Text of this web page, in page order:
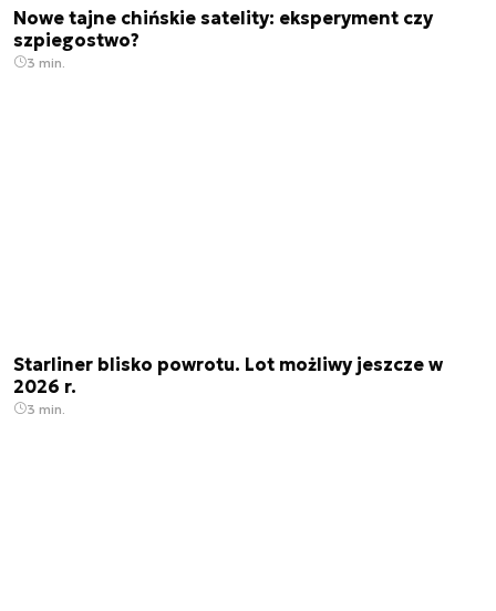
Nowe tajne chińskie satelity: eksperyment czy
szpiegostwo?
3 min.
Starliner blisko powrotu. Lot możliwy jeszcze w
2026 r.
3 min.